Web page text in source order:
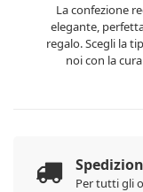
La confezione
elegante,
regalo. Scegli la
noi con la
Per tutti gli